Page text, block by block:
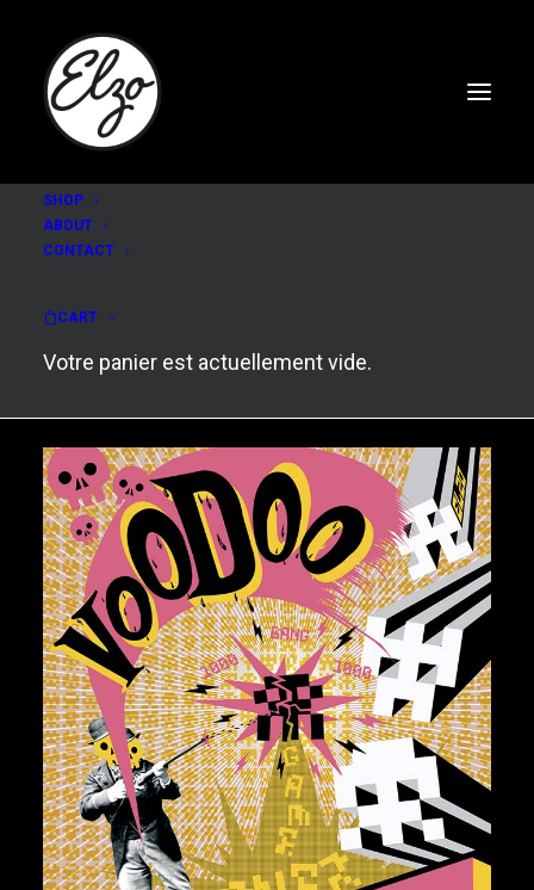
SHOP
ABOUT
CONTACT
CART
Votre panier est actuellement vide.
Voodoo twist